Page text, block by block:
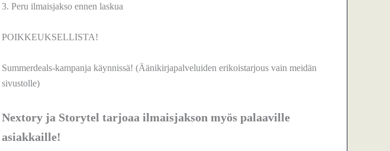
3. Peru ilmaisjakso ennen laskua
POIKKEUKSELLISTA!
Summerdeals-kampanja käynnissä! (Äänikirjapalveluiden erikoistarjous vain meidän
sivustolle)
Nextory ja Storytel tarjoaa ilmaisjakson myös palaaville
asiakkaille!